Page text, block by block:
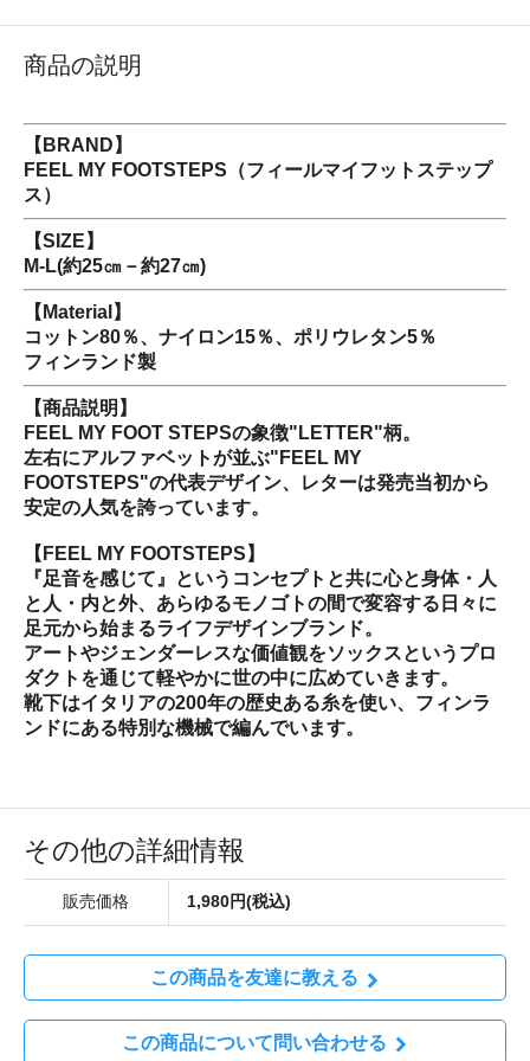
商品の説明
【BRAND】
FEEL MY FOOTSTEPS（フィールマイフットステップ
ス）
【SIZE】
M-L(約25㎝－約27㎝)
【Material】
コットン80％、ナイロン15％、ポリウレタン5％
フィンランド製
【商品説明】
FEEL MY FOOT STEPSの象徴"LETTER"柄。
左右にアルファベットが並ぶ"FEEL MY
FOOTSTEPS"の代表デザイン、レターは発売当初から
安定の人気を誇っています。
【FEEL MY FOOTSTEPS】
『足音を感じて』というコンセプトと共に心と身体・人
と人・内と外、あらゆるモノゴトの間で変容する日々に
足元から始まるライフデザインブランド。
アートやジェンダーレスな価値観をソックスというプロ
ダクトを通じて軽やかに世の中に広めていきます。
靴下はイタリアの200年の歴史ある糸を使い、フィンラ
ンドにある特別な機械で編んでいます。
その他の詳細情報
販売価格 1,980円(税込)
この商品を友達に教える
この商品について問い合わせる